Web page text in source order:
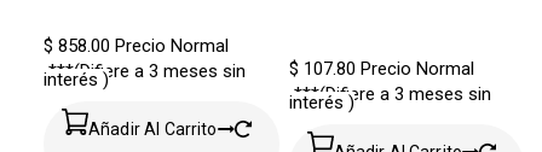
$ 858.00 Precio Normal
***(Difiere a 3 meses sin
interés )
Añadir Al Carrito
$ 107.80 Precio Normal
***(Difiere a 3 meses sin
interés )